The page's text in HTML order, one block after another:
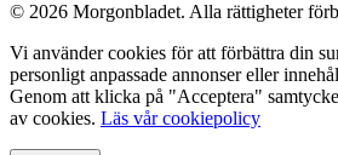
© 2026 Morgonbladet. Alla rättigheter
Vi använder cookies för att förbättra din
personligt anpassade annonser eller
Genom att klicka på "Acceptera"
av cookies. Läs vår cookiepolicy